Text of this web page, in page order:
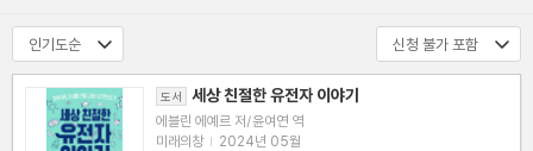
도서 세상 친절한 유전자 이야기
에블린 에예르 저/윤여연 역
미래의창 | 2024년 05월